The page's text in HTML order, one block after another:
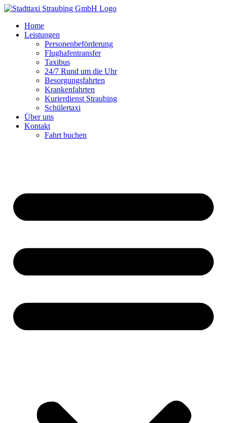
Zum
springenHome
Leistungen
Personenbeförderung
Flughafentransfer
Taxibus
24/7 Rund um die Uhr
Besorgungsfahrten
Krankenfahrten
Kurierdienst Straubing
Schülertaxi
Über uns
Kontakt
Fahrt buchen